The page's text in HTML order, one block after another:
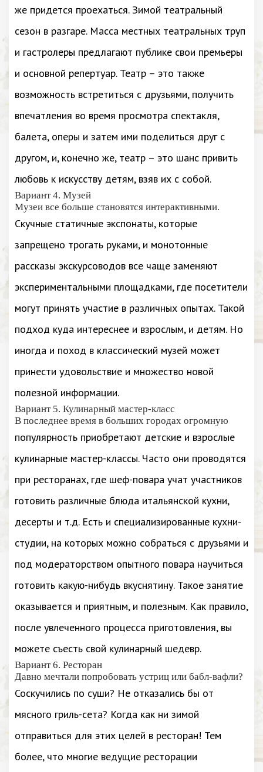
же придется проехаться. Зимой театральный
сезон в разгаре. Масса местных театральных труп
и гастролеры предлагают публике свои премьеры
и основной репертуар. Театр – это также
возможность встретиться с друзьями, получить
впечатления во время просмотра спектакля,
балета, оперы и затем ими поделиться друг с
другом, и, конечно же, театр – это шанс привить
любовь к искусству детям, взяв их с собой.
Вариант 4. Музей
Музеи все больше становятся интерактивными.
Скучные статичные экспонаты, которые
запрещено трогать руками, и монотонные
рассказы экскурсоводов все чаще заменяют
экспериментальными площадками, где посетители
могут принять участие в различных опытах. Такой
подход куда интереснее и взрослым, и детям. Но
иногда и поход в классический музей может
принести удовольствие и множество новой
полезной информации.
Вариант 5. Кулинарный мастер-класс
В последнее время в больших городах огромную
популярность приобретают детские и взрослые
кулинарные мастер-классы. Часто они проводятся
при ресторанах, где шеф-повара учат участников
готовить различные блюда итальянской кухни,
десерты и т.д. Есть и специализированные кухни-
студии, на которых можно собраться с друзьями и
под модераторством опытного повара научиться
готовить какую-нибудь вкуснятину. Такое занятие
оказывается и приятным, и полезным. Как правило,
после увлеченного процесса приготовления, вы
можете съесть свой кулинарный шедевр.
Вариант 6. Ресторан
Давно мечтали попробовать устриц или бабл-вафли?
Соскучились по суши? Не отказались бы от
мясного гриль-сета? Когда как ни зимой
отправиться для этих целей в ресторан! Тем
более, что многие ведущие ресторации